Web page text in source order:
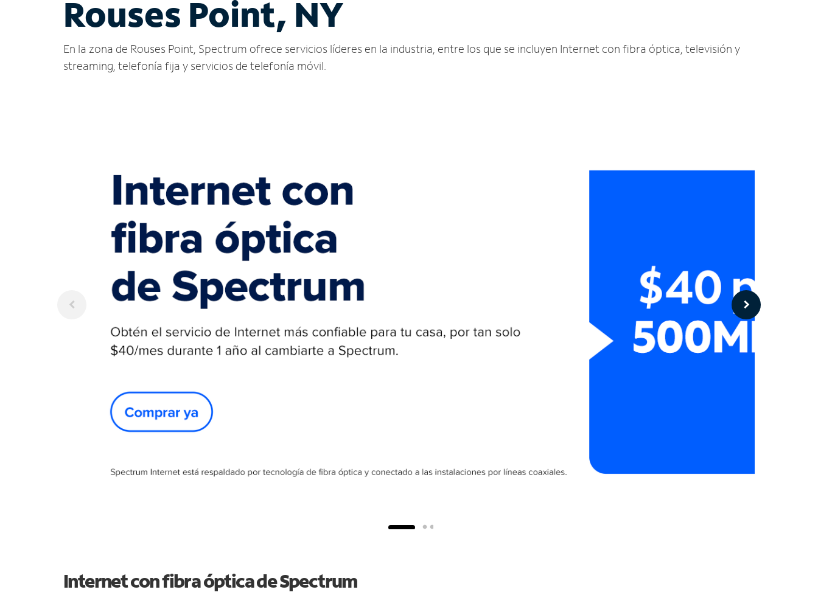
Rouses Point, NY
En la zona de Rouses Point, Spectrum ofrece servicios líderes en la industria, entre los que se incluyen Internet con fibra óptica, televisión y
streaming, telefonía fija y servicios de telefonía móvil.
Internet con fibra óptica de Spectrum